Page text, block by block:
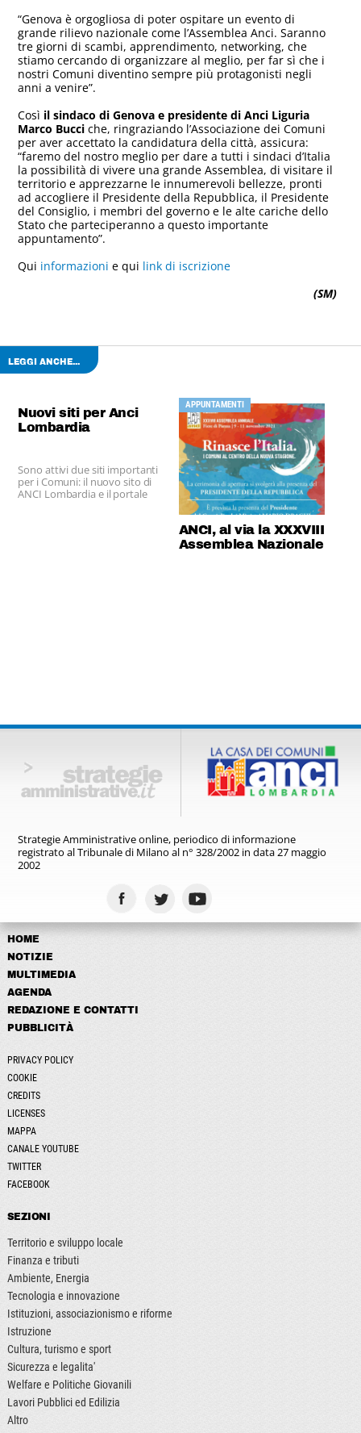
“Genova è orgogliosa di poter ospitare un evento di
grande rilievo nazionale come l’Assemblea Anci. Saranno
tre giorni di scambi, apprendimento, networking, che
stiamo cercando di organizzare al meglio, per far sì che i
nostri Comuni diventino sempre più protagonisti negli
anni a venire”.
Così il sindaco di Genova e presidente di Anci Liguria
Marco Bucciche, ringraziando l’Associazione dei Comuni
per aver accettato la candidatura della città, assicura:
“faremo del nostro meglio per dare a tutti i sindaci d’Italia
la possibilità di vivere una grande Assemblea, di visitare il
territorio e apprezzarne le innumerevoli bellezze, pronti
ad accogliere il Presidente della Repubblica, il Presidente
del Consiglio, i membri del governo e le alte cariche dello
Stato che parteciperanno a questo importante
appuntamento”.
Qui informazionie qui link di iscrizione
(SM)
LEGGI ANCHE...
Nuovi siti per Anci
Lombardia
Sono attivi due siti importanti
per i Comuni: il nuovo sito di
ANCI Lombardia e il portale
APPUNTAMENTI
ANCI, al via la XXXVIII
Assemblea Nazionale
Strategie Amministrative online, periodico di informazione
registratoal Tribunale di Milano al n° 328/2002 in data 27 maggio
2002
HOME
NOTIZIE
MULTIMEDIA
AGENDA
REDAZIONE E CONTATTI
PUBBLICITÀ
PRIVACY POLICY
COOKIE
CREDITS
LICENSES
MAPPA
CANALE YOUTUBE
TWITTER
FACEBOOK
SEZIONI
Territorio e sviluppo locale
Finanza e tributi
Ambiente, Energia
Tecnologia e innovazione
Istituzioni, associazionismo e riforme
Istruzione
Cultura, turismo e sport
Sicurezza e legalita'
Welfare e Politiche Giovanili
Lavori Pubblici ed Edilizia
Altro